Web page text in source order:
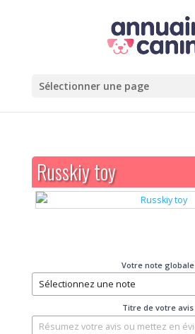
Sélectionner une page
Russkiy toy
Votre note globale
Titre de votre avis